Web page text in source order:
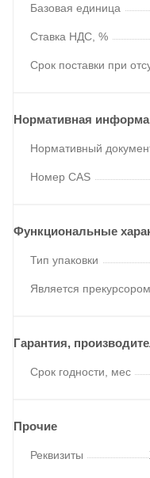
Базовая единица
Ставка НДС, %
Срок поставки при
Нормативная
Нормативный
Номер CAS
Функциональные
Тип упаковки
Является прекурсором
Гарантия,
Срок годности, мес
Прочие
Реквизиты